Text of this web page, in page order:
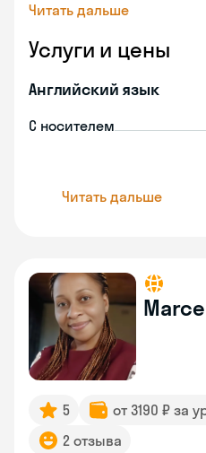
Читать дальше
Услуги и цены
Английский язык
С носителем
Читать дальше
5 от 3190 ₽ за
2 отзыва